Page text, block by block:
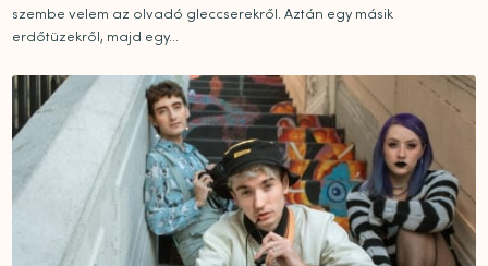
szembe velem az olvadó gleccserekről. Aztán egy másik
erdőtüzekről, majd egy...